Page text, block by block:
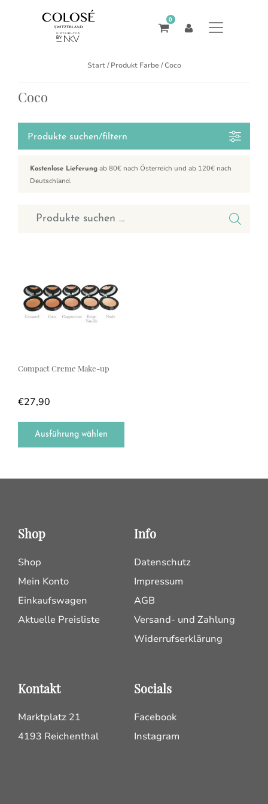
0
Start/ Produkt Farbe / Coco
Coco
Produkte suchen/filtern
Kostenlose Lieferung ab 80€ nach Österreich und ab 120€ nach
Deutschland.
Suchen nach:
Compact Creme Make-up
€27,90
Ausführung wählen
Shop
Shop
Mein Konto
Einkaufswagen
Aktuelle Preisliste
Info
Datenschutz
Impressum
AGB
Versand- und Zahlung
Widerrufserklärung
Kontakt
Marktplatz 21
4193 Reichenthal
Socials
Facebook
Instagram